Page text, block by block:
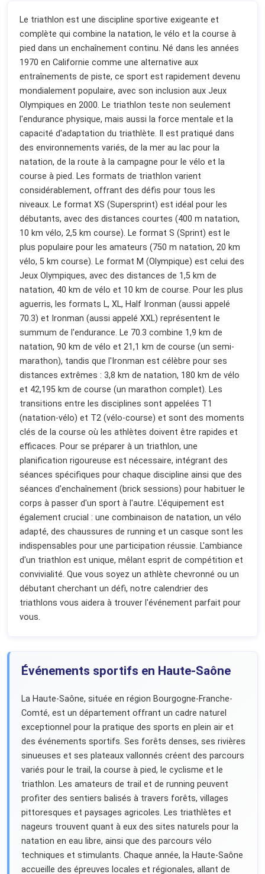
Le triathlon est une discipline sportive exigeante et
complète qui combine la natation, le vélo et la course à
pied dans un enchaînement continu. Né dans les années
1970 en Californie comme une alternative aux
entraînements de piste, ce sport est rapidement devenu
mondialement populaire, avec son inclusion aux Jeux
Olympiques en 2000. Le triathlon teste non seulement
l'endurance physique, mais aussi la force mentale et la
capacité d'adaptation du triathlète. Il est pratiqué dans
des environnements variés, de la mer au lac pour la
natation, de la route à la campagne pour le vélo et la
course à pied. Les formats de triathlon varient
considérablement, offrant des défis pour tous les
niveaux. Le format XS (Supersprint) est idéal pour les
débutants, avec des distances courtes (400 m natation,
10 km vélo, 2,5 km course). Le format S (Sprint) est le
plus populaire pour les amateurs (750 m natation, 20 km
vélo, 5 km course). Le format M (Olympique) est celui des
Jeux Olympiques, avec des distances de 1,5 km de
natation, 40 km de vélo et 10 km de course. Pour les plus
aguerris, les formats L, XL, Half Ironman (aussi appelé
70.3) et Ironman (aussi appelé XXL) représentent le
summum de l'endurance. Le 70.3 combine 1,9 km de
natation, 90 km de vélo et 21,1 km de course (un semi-
marathon), tandis que l'Ironman est célèbre pour ses
distances extrêmes : 3,8 km de natation, 180 km de vélo
et 42,195 km de course (un marathon complet). Les
transitions entre les disciplines sont appelées T1
(natation-vélo) et T2 (vélo-course) et sont des moments
clés de la course où les athlètes doivent être rapides et
efficaces. Pour se préparer à un triathlon, une
planification rigoureuse est nécessaire, intégrant des
séances spécifiques pour chaque discipline ainsi que des
séances d'enchaînement (brick sessions) pour habituer le
corps à passer d'un sport à l'autre. L'équipement est
également crucial : une combinaison de natation, un vélo
adapté, des chaussures de running et un casque sont les
indispensables pour une participation réussie. L'ambiance
d'un triathlon est unique, mêlant esprit de compétition et
convivialité. Que vous soyez un athlète chevronné ou un
débutant cherchant un défi, notre calendrier des
triathlons vous aidera à trouver l'événement parfait pour
vous.
Événements sportifs en Haute-Saône
La Haute-Saône, située en région Bourgogne-Franche-
Comté, est un département offrant un cadre naturel
exceptionnel pour la pratique des sports en plein air et
des événements sportifs. Ses forêts denses, ses rivières
sinueuses et ses plateaux vallonnés créent des parcours
variés pour le trail, la course à pied, le cyclisme et le
triathlon. Les amateurs de trail et de running peuvent
profiter des sentiers balisés à travers forêts, villages
pittoresques et paysages agricoles. Les triathlètes et
nageurs trouvent quant à eux des sites naturels pour la
natation en eau libre, ainsi que des parcours vélo
techniques et stimulants. Chaque année, la Haute-Saône
accueille des épreuves locales et régionales, allant de